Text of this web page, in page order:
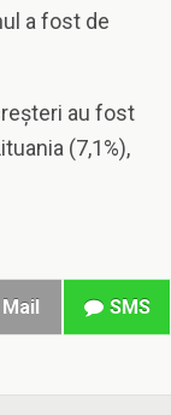
a fost de
au fost
(7,1%),
Mail SMS